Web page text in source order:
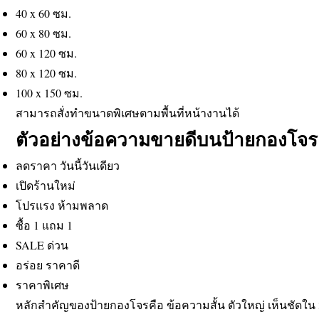
40 x 60 ซม.
60 x 80 ซม.
60 x 120 ซม.
80 x 120 ซม.
100 x 150 ซม.
สามารถสั่งทำขนาดพิเศษตามพื้นที่หน้างานได้
ตัวอย่างข้อความขายดีบนป้ายกองโจร
ลดราคา วันนี้วันเดียว
เปิดร้านใหม่
โปรแรง ห้ามพลาด
ซื้อ 1 แถม 1
SALE ด่วน
อร่อย ราคาดี
ราคาพิเศษ
หลักสำคัญของป้ายกองโจรคือ ข้อความสั้น ตัวใหญ่ เห็นชัดใน